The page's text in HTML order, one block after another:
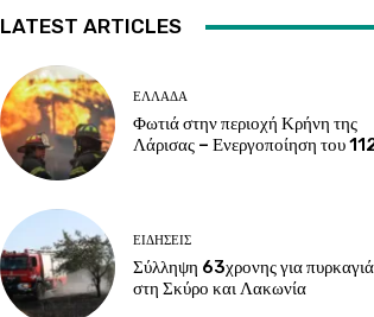
LATEST ARTICLES
ΕΛΛΑΔΑ
Φωτιά στην περιοχή Κρήνη της
Λάρισας – Ενεργοποίηση του
ΕΙΔΗΣΕΙΣ
Σύλληψη 63χρονης για πυρκαγιά
στη Σκύρο και Λακωνία